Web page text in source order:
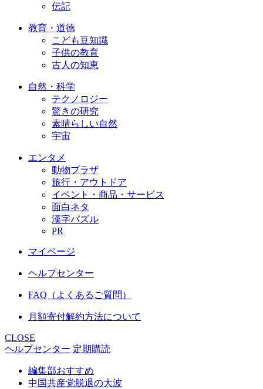
伝記
教育・道徳
こども豆知識
子供の教育
古人の知恵
自然・科学
テクノロジー
驚きの研究
素晴らしい自然
宇宙
エンタメ
動物プラザ
旅行・アウトドア
イベント・商品・サービス
面白ネタ
漢字パズル
PR
マイページ
ヘルプセンター
FAQ（よくあるご質問）
月額寄付解約方法について
CLOSE
ヘルプセンター 定期購読
編集部おすすめ
中国共産党脱退の大波